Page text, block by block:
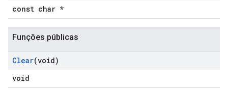
const char *
Funções públicas
Clear(void)
void